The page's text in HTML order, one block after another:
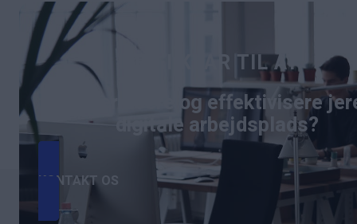
ER I KLAR TIL AT
Modernisere og effektivisere
digitale arbejdsplads?
KONTAKT OS